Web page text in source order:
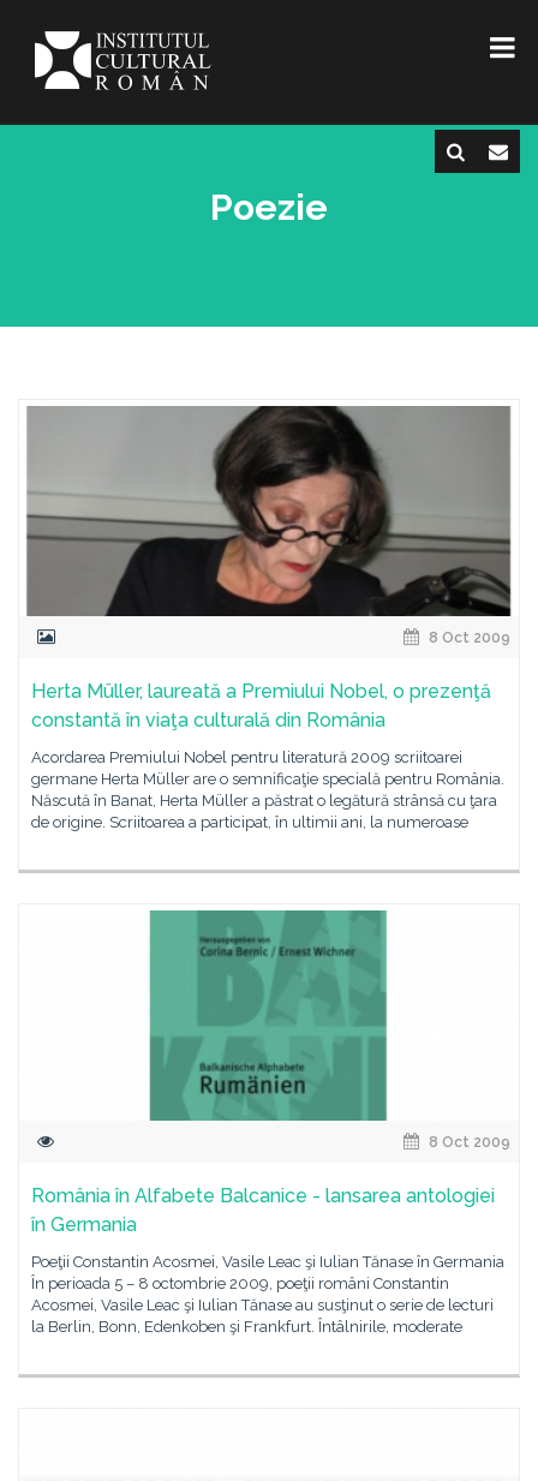
Poezie
8 Oct 2009
Herta Müller, laureată a Premiului Nobel, o prezenţă
constantă în viaţa culturală din România
Acordarea Premiului Nobel pentru literatură 2009 scriitoarei
germane Herta Müller are o semnificaţie specială pentru România.
Născută în Banat, Herta Müller a păstrat o legătură strânsă cu ţara
de origine. Scriitoarea a participat, în ultimii ani, la numeroase
8 Oct 2009
România în Alfabete Balcanice - lansarea antologiei
în Germania
Poeţii Constantin Acosmei, Vasile Leac şi Iulian Tănase în Germania
În perioada 5 – 8 octombrie 2009, poeţii români Constantin
Acosmei, Vasile Leac şi Iulian Tănase au susţinut o serie de lecturi
la Berlin, Bonn, Edenkoben şi Frankfurt. Întâlnirile, moderate